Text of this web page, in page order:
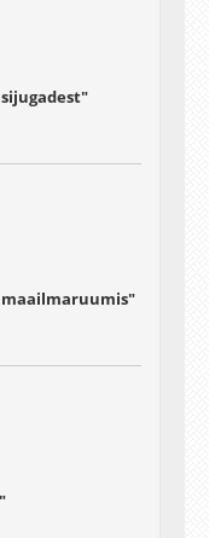
maailmaruumis"